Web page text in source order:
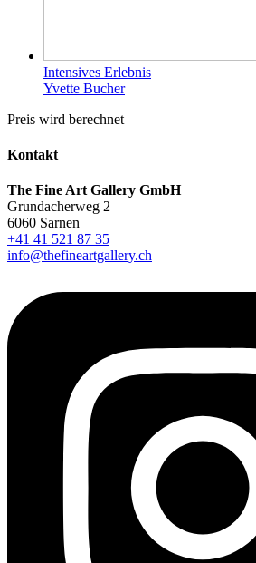
Intensives Erlebnis
Yvette Bucher
Preis wird berechnet
Kontakt
The Fine Art Gallery GmbH
Grundacherweg 2
6060 Sarnen
+41 41 521 87 35
info@thefineartgallery.ch